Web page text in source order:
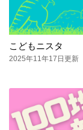
こどもニスタ
2025年11年17日更新